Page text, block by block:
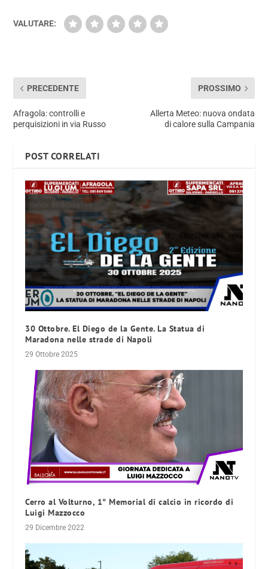
VALUTARE:
PRECEDENTE
Afragola: controlli e
perquisizioni in via Russo
PROSSIMO
Allerta Meteo: nuova ondata
di calore sulla Campania
POST CORRELATI
30 Ottobre. El Diego de la Gente. La Statua di
Maradona nelle strade di Napoli
29 Ottobre 2025
Cerro al Volturno, 1° Memorial di calcio in ricordo di
Luigi Mazzocco
29 Dicembre 2022